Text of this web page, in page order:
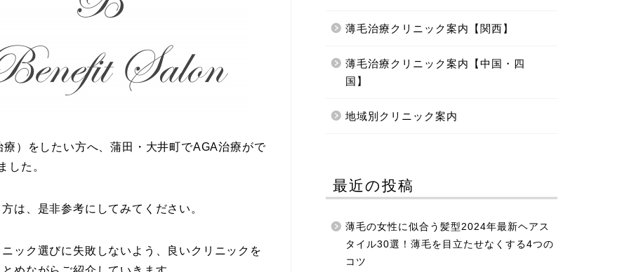
）をしたい方へ、蒲田・大井町でAGA治療がで
した。
は、是非参考にしてみてください。
ック選びに失敗しないよう、良いクリニックを
薄毛治療クリニック案内【関西】
薄毛治療クリニック案内【中国・四
国】
地域別クリニック案内
最近の投稿
薄毛の女性に似合う髪型2024年最新ヘアス
タイル30選！薄毛を目立たせなくする4つの
コツ